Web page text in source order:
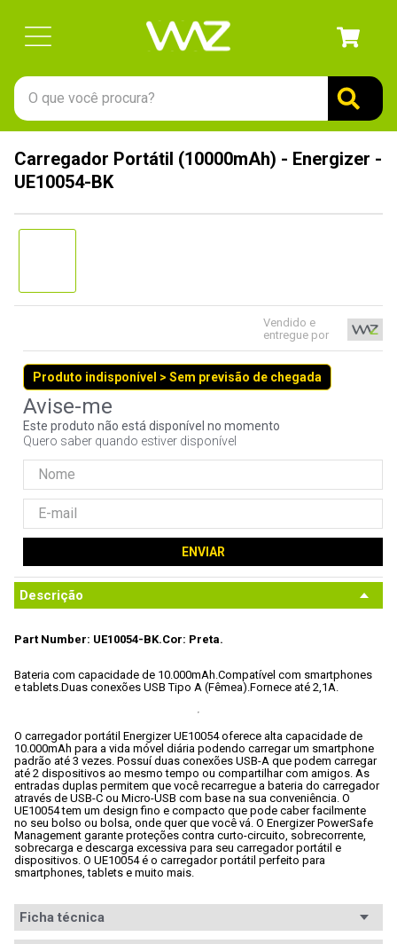
O que você procura?
Carregador Portátil (10000mAh) - Energizer -
UE10054-BK
Vendido e
entregue por
Produto indisponível > Sem previsão de chegada
Este produto não está disponível no momento
Quero saber quando estiver disponível
ENVIAR
Descrição
Part Number: UE10054-BK.Cor: Preta.
Bateria com capacidade de 10.000mAh.Compatível com smartphones
e tablets.Duas conexões USB Tipo A (Fêmea).Fornece até 2,1A.
O carregador portátil Energizer UE10054 oferece alta capacidade de
10.000mAh para a vida móvel diária podendo carregar um smartphone
padrão até 3 vezes. Possuí duas conexões USB-A que podem carregar
até 2 dispositivos ao mesmo tempo ou compartilhar com amigos. As
entradas duplas permitem que você recarregue a bateria do carregador
através de USB-C ou Micro-USB com base na sua conveniência. O
UE10054 tem um design fino e compacto que pode caber facilmente
no seu bolso ou bolsa, onde quer que você vá. O Energizer PowerSafe
Management garante proteções contra curto-circuito, sobrecorrente,
sobrecarga e descarga excessiva para seu carregador portátil e
dispositivos. O UE10054 é o carregador portátil perfeito para
smartphones, tablets e muito mais.
Ficha técnica
1 º
gabinete
7º
jonsbo
8º
controle
noctua
10º fractal